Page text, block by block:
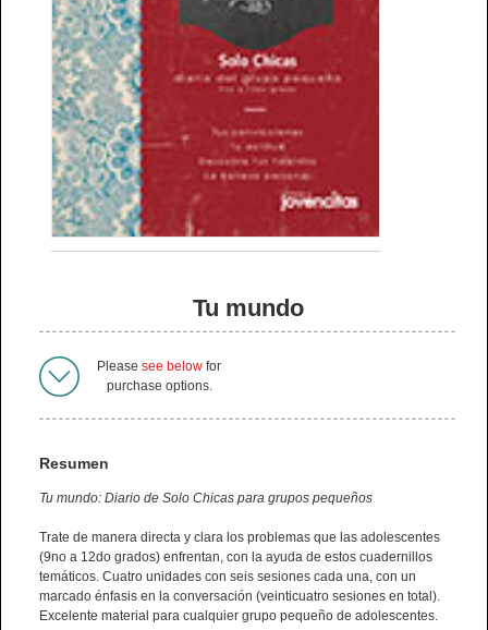
Tu mundo
Please see below for
purchase options.
Resumen
Tu mundo: Diario de Solo Chicas para grupos pequeños
Trate de manera directa y clara los problemas que las adolescentes
(9no a 12do grados) enfrentan, con la ayuda de estos cuadernillos
temáticos. Cuatro unidades con seis sesiones cada una, con un
marcado énfasis en la conversación (veinticuatro sesiones en total).
Excelente material para cualquier grupo pequeño de adolescentes.